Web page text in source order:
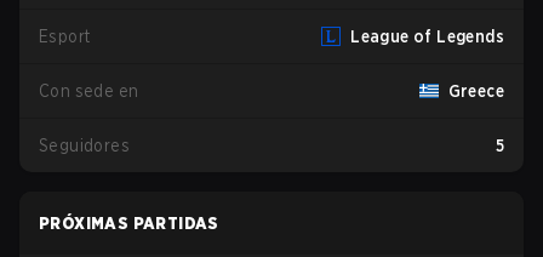
Esport League of Legends
Con sede en Greece
Seguidores 5
PRÓXIMAS PARTIDAS